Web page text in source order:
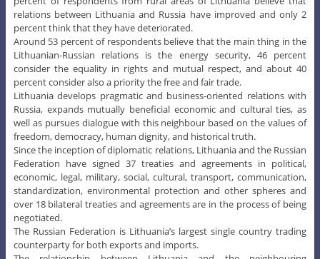
relations between Lithuania and Russia have improved and only 2
percent think that they have deteriorated.
Around 53 percent of respondents believe that the main thing in the
Lithuanian-Russian relations is the energy security, 46 percent
consider the equality in rights and mutual respect, and about 40
percent consider also a priority the free and fair trade.
Lithuania develops pragmatic and business-oriented relations with
Russia, expands mutually beneficial economic and cultural ties, as
well as pursues dialogue with this neighbour based on the values of
freedom, democracy, human dignity, and historical truth.
Since the inception of diplomatic relations, Lithuania and the Russian
Federation have signed 37 treaties and agreements in political,
economic, legal, military, social, cultural, transport, communication,
standardization, environmental protection and other spheres and
over 18 bilateral treaties and agreements are in the process of being
negotiated.
The Russian Federation is Lithuania’s largest single country trading
counterparty for both exports and imports.